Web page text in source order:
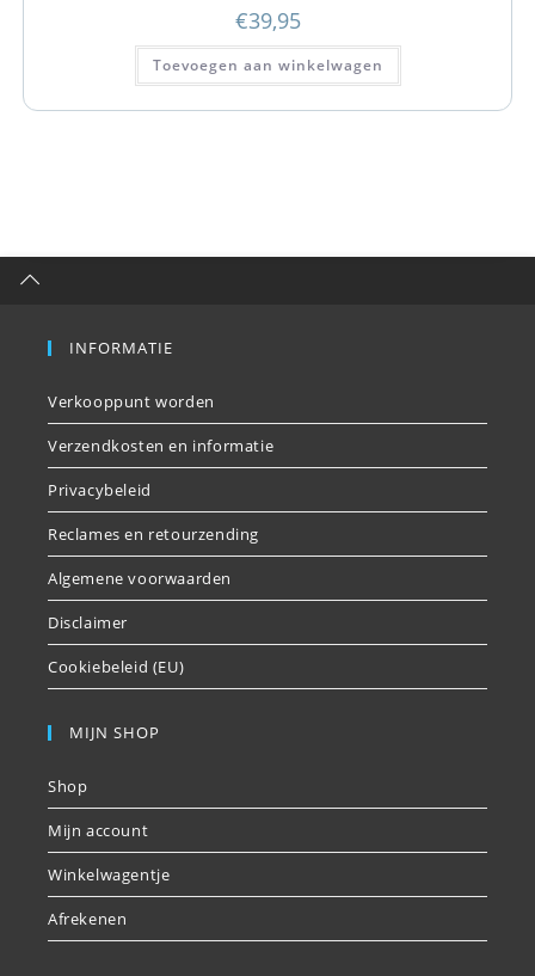
€39,95
Toevoegen aan winkelwagen
INFORMATIE
Verkooppunt worden
Verzendkosten en informatie
Privacybeleid
Reclames en retourzending
Algemene voorwaarden
Disclaimer
Cookiebeleid (EU)
MIJN SHOP
Shop
Mijn account
Winkelwagentje
Afrekenen